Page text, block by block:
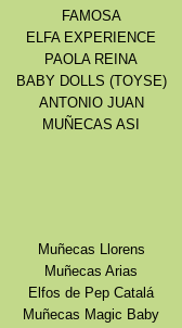
FAMOSA
ELFA EXPERIENCE
PAOLA REINA
BABY DOLLS (TOYSE)
ANTONIO JUAN
MUÑECAS ASI
Muñecas Llorens
Muñecas Arias
Elfos de Pep Catalá
Muñecas Magic Baby